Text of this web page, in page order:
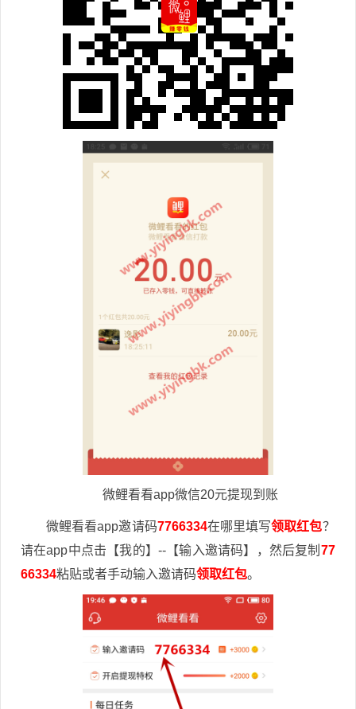
微鲤看看app微信20元提现到账
微鲤看看app邀请码7766334在哪里填写领取红包？
请在app中点击【我的】--【输入邀请码】，然后复制 77
66334粘贴或者手动输入邀请码领取红包。